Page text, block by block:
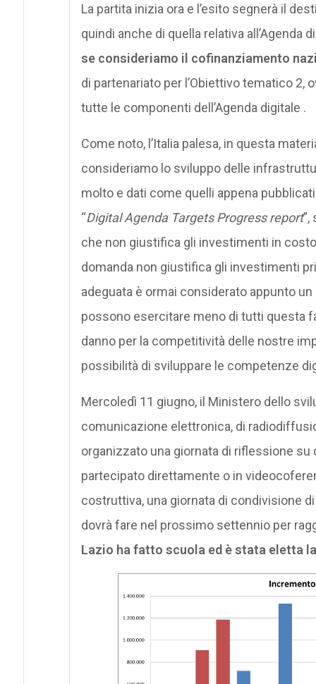
La partita inizia ora e l’esito segnerà il
quindi anche di quella relativa all’Agenda
se consideriamo il cofinanziamento
di partenariato per l’Obiettivo tematico 2,
tutte le componenti dell’Agenda digitale .
Come noto, l’Italia palesa, in questa
consideriamo lo sviluppo delle
molto e dati come quelli appena
“Digital Agenda Targets Progress report”,
che non giustifica gli investimenti in
domanda non giustifica gli investimenti
adeguata è ormai considerato appunto
possono esercitare meno di tutti questa
danno per la competitività delle nostre
possibilità di sviluppare le competenze
Mercoledì 11 giugno, il Ministero dello
comunicazione elettronica, di
organizzato una giornata di riflessione
partecipato direttamente o in
costruttiva, una giornata di condivisione
dovrà fare nel prossimo settennio per
Lazio ha fatto scuola ed è stata eletta